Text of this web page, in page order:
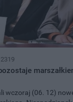
2319
wczoraj (06. 12)